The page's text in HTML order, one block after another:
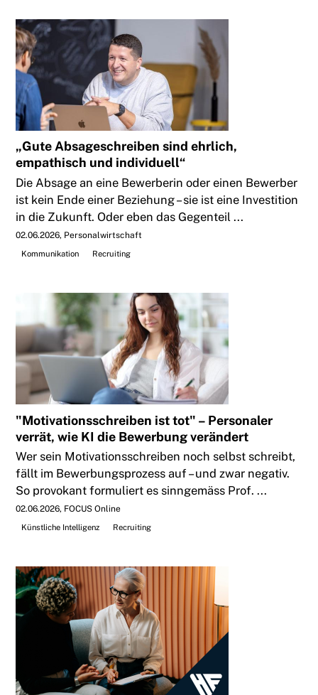
„Gute Absageschreiben sind ehrlich,
empathisch und individuell“
Die Absage an eine Bewerberin oder einen Bewerber
ist kein Ende einer Beziehung – sie ist eine Investition
in die Zukunft. Oder eben das Gegenteil ...
02.06.2026 Personalwirtschaft
Kommunikation
Recruiting
"Motivationsschreiben ist tot" – Personaler
verrät, wie KI die Bewerbung verändert
Wer sein Motivationsschreiben noch selbst schreibt,
fällt im Bewerbungsprozess auf – und zwar negativ.
So provokant formuliert es sinngemäss Prof. ...
02.06.2026 FOCUS Online
Künstliche Intelligenz
Recruiting